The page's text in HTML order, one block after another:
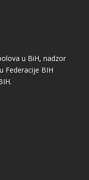
u BiH, nadzor
Federacije BIH